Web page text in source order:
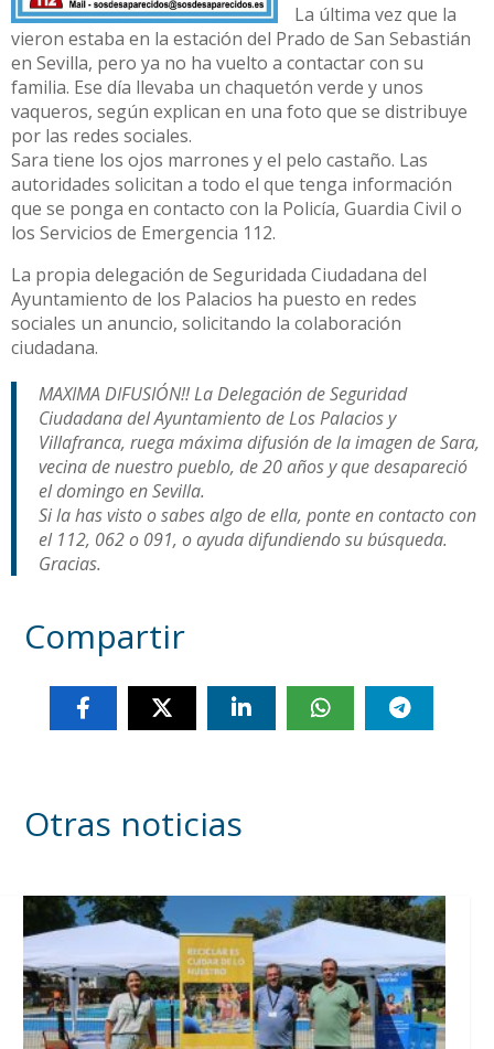
La última vez que la
vieron estaba en la estación del Prado de San Sebastián
en Sevilla, pero ya no ha vuelto a contactar con su
familia. Ese día llevaba un chaquetón verde y unos
vaqueros, según explican en una foto que se distribuye
por las redes sociales.
Sara tiene los ojos marrones y el pelo castaño. Las
autoridades solicitan a todo el que tenga información
que se ponga en contacto con la Policía, Guardia Civil o
los Servicios de Emergencia 112.
La propia delegación de Seguridada Ciudadana del
Ayuntamiento de los Palacios ha puesto en redes
sociales un anuncio, solicitando la colaboración
ciudadana.
MAXIMA DIFUSIÓN!! La Delegación de Seguridad
Ciudadana del Ayuntamiento de Los Palacios y
Villafranca, ruega máxima difusión de la imagen de Sara,
vecina de nuestro pueblo, de 20 años y que desapareció
el domingo en Sevilla.
Si la has visto o sabes algo de ella, ponte en contacto con
el 112, 062 o 091, o ayuda difundiendo su búsqueda.
Gracias.
Compartir
Otras noticias